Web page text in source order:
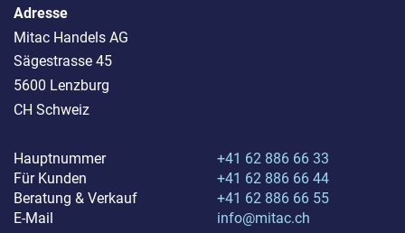
Adresse
Mitac Handels AG
Sägestrasse 45
5600 Lenzburg
CH Schweiz
Hauptnummer
+41 62 886 66 33
Für Kunden
+41 62 886 66 44
Beratung & Verkauf
+41 62 886 66 55
E-Mail
info@mitac.ch